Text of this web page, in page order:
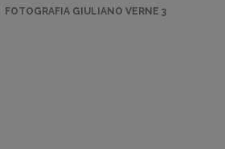
FOTOGRAFIA GIULIANO VERNE 3